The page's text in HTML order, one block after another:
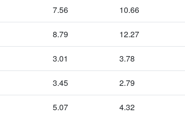
7.56 10.66
8.79 12.27
3.01 3.78
3.45 2.79
5.07 4.32